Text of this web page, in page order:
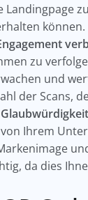
Landingpage
können.
zu
und
der Scans,
Ihrem
da dies